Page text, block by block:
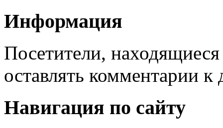
Информация
Посетители,
оставлять комментарии к
Навигация по сайту